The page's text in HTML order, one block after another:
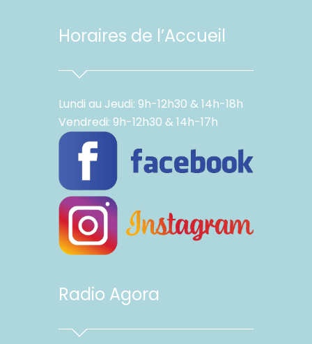
Horaires de l’Accueil
Lundi au Jeudi: 9h-12h30 & 14h-18h
Vendredi: 9h-12h30 & 14h-17h
Radio Agora